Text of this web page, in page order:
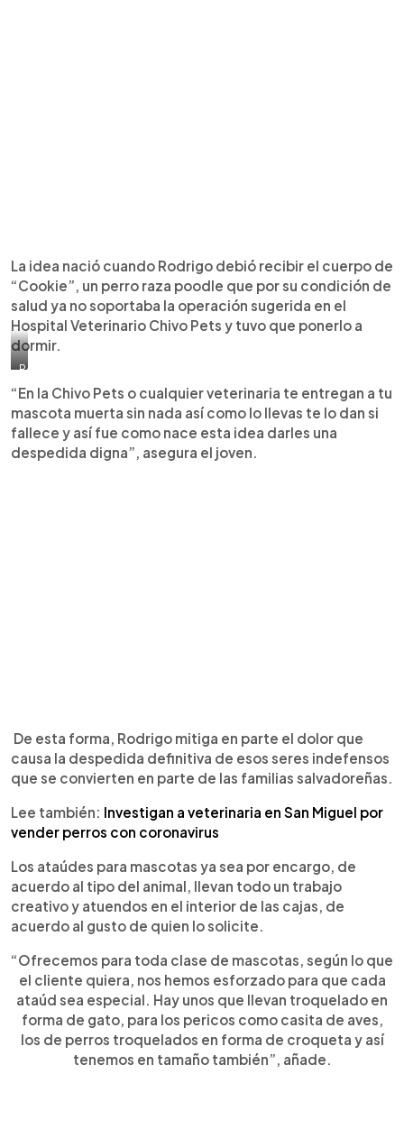
La idea nació cuando Rodrigo debió recibir el cuerpo de
“Cookie”, un perro raza poodle que por su condición de
salud ya no soportaba la operación sugerida en el
Hospital Veterinario Chivo Pets y tuvo que ponerlo a
dormir.
Rodrigo
en
parte
el
dolor
que
por
alguna
razón
fallecen.
EDH/
Jessica
Orellana
“En la Chivo Pets o cualquier veterinaria te entregan a tu
mascota muerta sin nada así como lo llevas te lo dan si
fallece y así fue como nace esta idea darles una
despedida digna”, asegura el joven.
De esta forma, Rodrigo mitiga en parte el dolor que
causa la despedida definitiva de esos seres indefensos
que se convierten en parte de las familias salvadoreñas.
Lee también: Investigan a veterinaria en San Miguel por
vender perros con coronavirus
Los ataúdes para mascotas ya sea por encargo, de
acuerdo al tipo del animal, llevan todo un trabajo
creativo y atuendos en el interior de las cajas, de
acuerdo al gusto de quien lo solicite.
“Ofrecemos para toda clase de mascotas, según lo que
el cliente quiera, nos hemos esforzado para que cada
ataúd sea especial. Hay unos que llevan troquelado en
forma de gato, para los pericos como casita de aves,
los de perros troquelados en forma de croqueta y así
tenemos en tamaño también”, añade.